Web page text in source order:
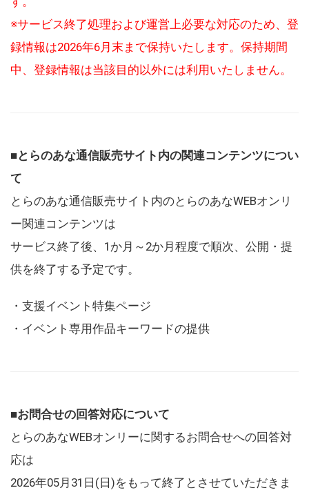
※サービス終了処理および運営上必要な対応のため、登
録情報は2026年6月末まで保持いたします。保持期間
中、登録情報は当該目的以外には利用いたしません。
■とらのあな通信販売サイト内の関連コンテンツについ
て
とらのあな通信販売サイト内のとらのあなWEBオンリ
ー関連コンテンツは
サービス終了後、1か月～2か月程度で順次、公開・提
供を終了する予定です。
・支援イベント特集ページ
・イベント専用作品キーワードの提供
■お問合せの回答対応について
とらのあなWEBオンリーに関するお問合せへの回答対
応は
2026年05月31日(日)をもって終了とさせていただきま